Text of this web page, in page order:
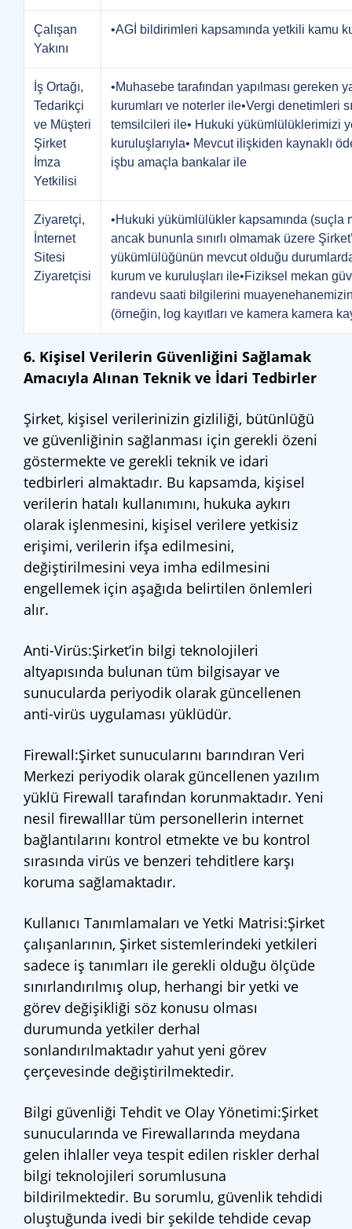
Çalışan
Yakını
•AGİ bildirimleri kapsamında yetkili kamu
İş Ortağı,
Tedarikçi
ve Müşteri
Şirket
İmza
Yetkilisi
•Muhasebe tarafından yapılması
kurumları ve noterler ile•Vergi denetimleri
temsilcileri ile• Hukuki yükümlülüklerimizi
kuruluşlarıyla• Mevcut ilişkiden kaynaklı
işbu amaçla bankalar ile
Ziyaretçi,
İnternet
Sitesi
Ziyaretçisi
•Hukuki yükümlülükler kapsamında
ancak bununla sınırlı olmamak üzere
yükümlülüğünün mevcut olduğu
kurum ve kuruluşları ile•Fiziksel mekan
randevu saati bilgilerini
(örneğin, log kayıtları ve kamera kamera
6. Kişisel Verilerin Güvenliğini Sağlamak
Amacıyla Alınan Teknik ve İdari Tedbirler
Şirket, kişisel verilerinizin gizliliği, bütünlüğü
ve güvenliğinin sağlanması için gerekli özeni
göstermekte ve gerekli teknik ve idari
tedbirleri almaktadır. Bu kapsamda, kişisel
verilerin hatalı kullanımını, hukuka aykırı
olarak işlenmesini, kişisel verilere yetkisiz
erişimi, verilerin ifşa edilmesini,
değiştirilmesini veya imha edilmesini
engellemek için aşağıda belirtilen önlemleri
alır.
Anti-Virüs:Şirket’in bilgi teknolojileri
altyapısında bulunan tüm bilgisayar ve
sunucularda periyodik olarak güncellenen
anti-virüs uygulaması yüklüdür.
Firewall:Şirket sunucularını barındıran Veri
Merkezi periyodik olarak güncellenen yazılım
yüklü Firewall tarafından korunmaktadır. Yeni
nesil firewalllar tüm personellerin internet
bağlantılarını kontrol etmekte ve bu kontrol
sırasında virüs ve benzeri tehditlere karşı
koruma sağlamaktadır.
Kullanıcı Tanımlamaları ve Yetki Matrisi:Şirket
çalışanlarının, Şirket sistemlerindeki yetkileri
sadece iş tanımları ile gerekli olduğu ölçüde
sınırlandırılmış olup, herhangi bir yetki ve
görev değişikliği söz konusu olması
durumunda yetkiler derhal
sonlandırılmaktadır yahut yeni görev
çerçevesinde değiştirilmektedir.
Bilgi güvenliği Tehdit ve Olay Yönetimi:Şirket
sunucularında ve Firewallarında meydana
gelen ihlaller veya tespit edilen riskler derhal
bilgi teknolojileri sorumlusuna
bildirilmektedir. Bu sorumlu, güvenlik tehdidi
oluştuğunda ivedi bir şekilde tehdide cevap